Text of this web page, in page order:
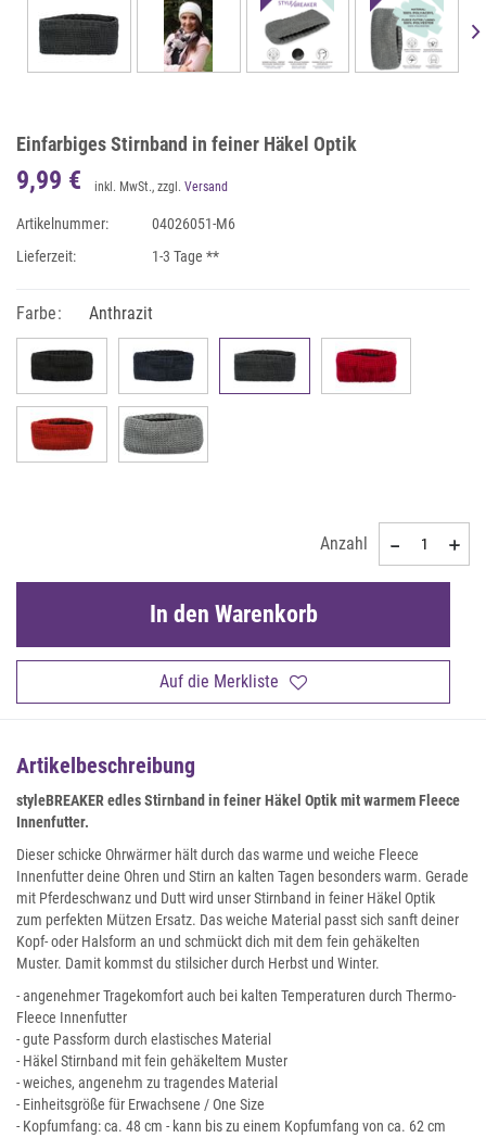
Einfarbiges Stirnband in feiner Häkel Optik
9,99 € inkl. MwSt., zzgl. Versand
Artikelnummer:
04026051-M6
Lieferzeit:
1-3 Tage **
Farbe: Anthrazit
Anzahl
Auf die Merkliste
In den Warenkorb
Artikelbeschreibung
styleBREAKER edles Stirnband in feiner Häkel Optik mit warmem Fleece
Innenfutter.
Dieser schicke Ohrwärmer hält durch das warme und weiche Fleece
Innenfutter deine Ohren und Stirn an kalten Tagen besonders warm. Gerade
mit Pferdeschwanz und Dutt wird unser Stirnband in feiner Häkel Optik
zum perfekten Mützen Ersatz. Das weiche Material passt sich sanft deiner
Kopf- oder Halsform an und schmückt dich mit dem fein gehäkelten
Muster. Damit kommst du stilsicher durch Herbst und Winter.
- angenehmer Tragekomfort auch bei kalten Temperaturen durch Thermo-
Fleece Innenfutter
- gute Passform durch elastisches Material
- Häkel Stirnband mit fein gehäkeltem Muster
- weiches, angenehm zu tragendes Material
- Einheitsgröße für Erwachsene / One Size
- Kopfumfang: ca. 48 cm - kann bis zu einem Kopfumfang von ca. 62 cm